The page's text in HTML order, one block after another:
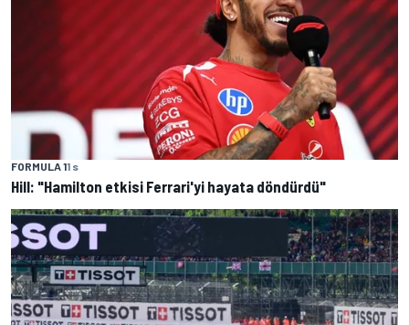
FORMULA 11 s
Hill: "Hamilton etkisi Ferrari'yi hayata döndürdü"